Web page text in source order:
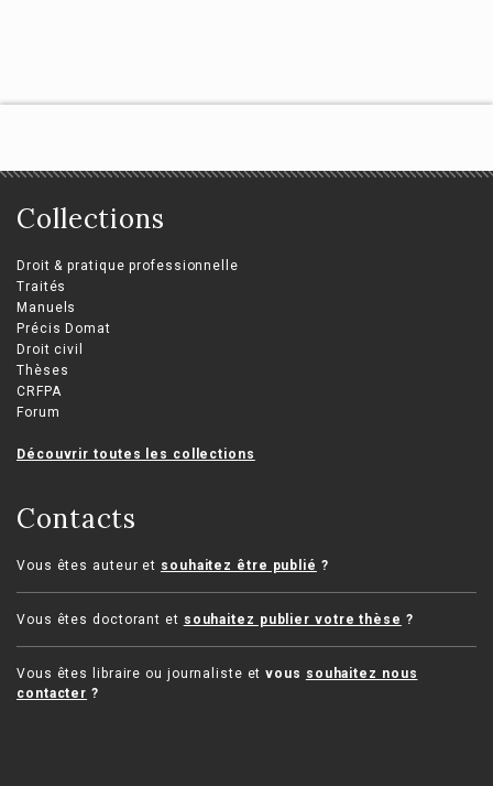
Collections
Droit & pratique professionnelle
Traités
Manuels
Précis Domat
Droit civil
Thèses
CRFPA
Forum
Découvrir toutes les collections
Contacts
Vous êtes auteur et souhaitez être publié ?
Vous êtes doctorant et souhaitez publier votre thèse ?
Vous êtes libraire ou journaliste etvous souhaitez nous
contacter ?